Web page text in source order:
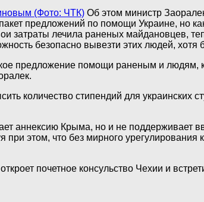
(Фото: ЧТК) Об этом министр
предложений по помощи Украине, но
затраты лечила раненых майдановцев,
безопасно вывезти этих людей, хотя
предложение помощи раненым и
количество стипендий для украинских
аннексию Крыма, но и не поддерживает
этом, что без мирного
почетное консульство Чехии и